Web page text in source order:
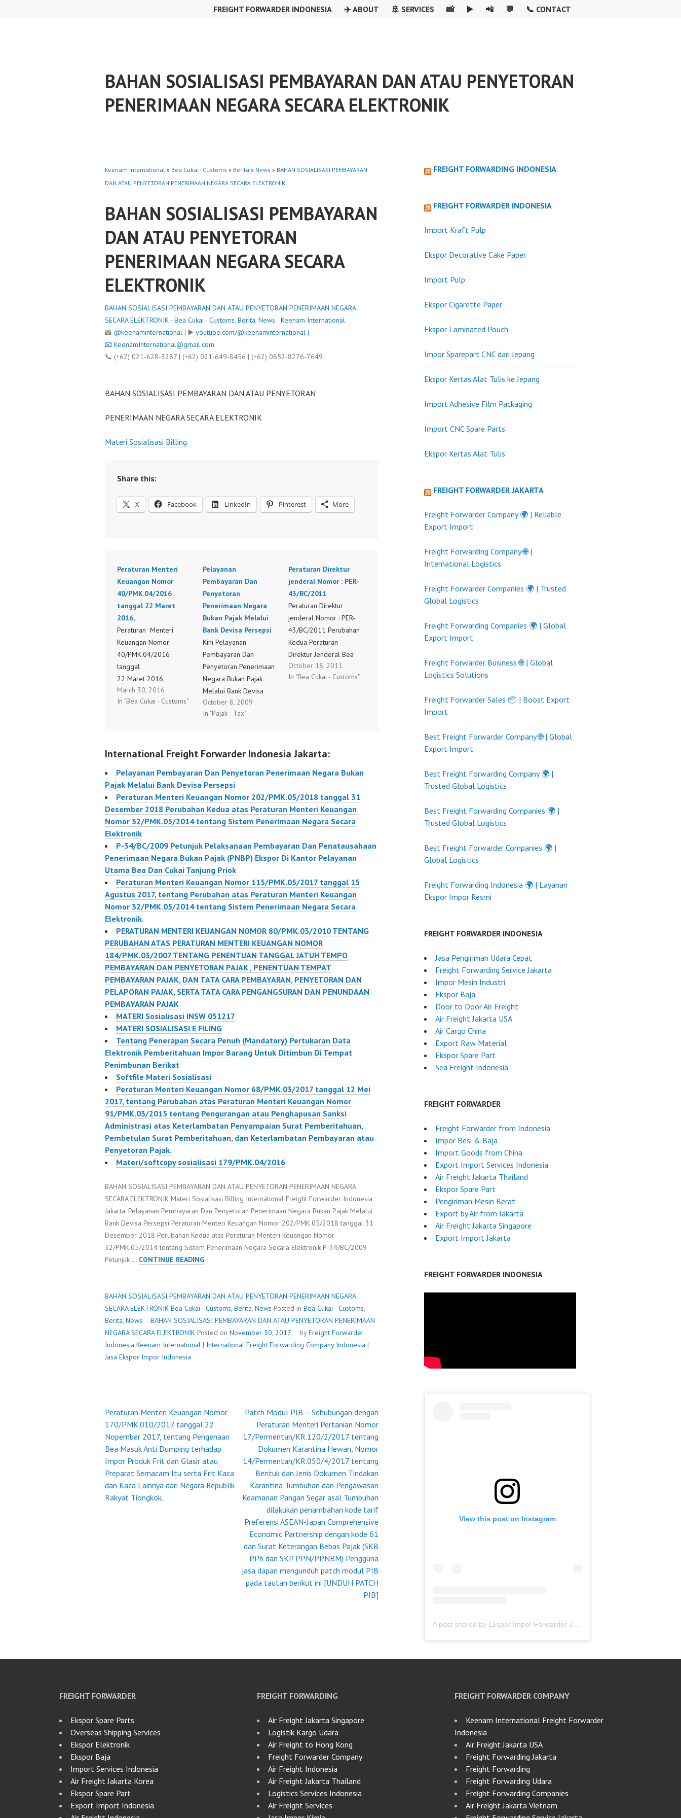
FREIGHT FORWARDER INDONESIA ✈️ ABOUT 🚢 SERVICES 📸 ▶️ 📲 💬 📞 CONTACT
BAHAN SOSIALISASI PEMBAYARAN DAN ATAU PENYETORAN
PENERIMAAN NEGARA SECARA ELEKTRONIK
Keenam International » Bea Cukai - Customs » Berita » News » BAHAN SOSIALISASI PEMBAYARAN
DAN ATAU PENYETORAN PENERIMAAN NEGARA SECARA ELEKTRONIK
BAHAN SOSIALISASI PEMBAYARAN
DAN ATAU PENYETORAN
PENERIMAAN NEGARA SECARA
ELEKTRONIK
BAHAN SOSIALISASI PEMBAYARAN DAN ATAU PENYETORAN PENERIMAAN NEGARA
SECARA ELEKTRONIK · Bea Cukai - Customs, Berita, News · Keenam International
📸 @keenaminternational | ▶️ youtube.com/@keenaminternational |
📧 KeenamInternational@gmail.com
📞 (+62) 021-628-3287 | (+62) 021-649-8456 | (+62) 0852-8276-7649
BAHAN SOSIALISASI PEMBAYARAN DAN ATAU PENYETORAN
PENERIMAAN NEGARA SECARA ELEKTRONIK
Materi Sosialisasi Billing
Share this:
X Facebook LinkedIn Pinterest More
Peraturan Menteri
Keuangan Nomor
40/PMK.04/2016
tanggal 22 Maret
2016,
Peraturan Menteri
Keuangan Nomor
40/PMK.04/2016
tanggal
22 Maret 2016,
tentang Pembayaran
Dan/ Atau Penyetoran
Secara Elektronik.
March 30, 2016
In "Bea Cukai - Customs"
Pelayanan
Pembayaran Dan
Penyetoran
Penerimaan Negara
Bukan Pajak Melalui
Bank Devisa Persepsi
Kini Pelayanan
Pembayaran Dan
Penyetoran Penerimaan
Negara Bukan Pajak
Melalui Bank Devisa
Persepsi Pelayanan
Pembayaran Dan
Melalui Bank Devisa
October 8, 2009
In "Pajak - Tax"
Peraturan Direktur
jenderal Nomor : PER-
43/BC/2011
Peraturan Direktur
jenderal Nomor : PER-
43/BC/2011 Perubahan
Kedua Peraturan
Direktur Jenderal Bea
Dan Cukai Nomor P-
39/BC/2008 Tentang
Dalam Rangka Ekspor,
Barang Kena Cukai, Dan
Yang Berasal Dari
Pengenaan Denda
Administrasi Atas
Tertentu…
October 18, 2011
In "Bea Cukai - Customs"
International Freight Forwarder Indonesia Jakarta:
Pelayanan Pembayaran Dan Penyetoran Penerimaan Negara Bukan
Pajak Melalui Bank Devisa Persepsi
Peraturan Menteri Keuangan Nomor 202/PMK.05/2018 tanggal 31
Desember 2018 Perubahan Kedua atas Peraturan Menteri Keuangan
Nomor 32/PMK.05/2014 tentang Sistem Penerimaan Negara Secara
Elektronik
P-34/BC/2009 Petunjuk Pelaksanaan Pembayaran Dan Penatausahaan
Penerimaan Negara Bukan Pajak (PNBP) Ekspor Di Kantor Pelayanan
Utama Bea Dan Cukai Tanjung Priok
Peraturan Menteri Keuangan Nomor 115/PMK.05/2017 tanggal 15
Agustus 2017, tentang Perubahan atas Peraturan Menteri Keuangan
Nomor 32/PMK.05/2014 tentang Sistem Penerimaan Negara Secara
Elektronik.
PERATURAN MENTERI KEUANGAN NOMOR 80/PMK.03/2010 TENTANG
PERUBAHAN ATAS PERATURAN MENTERI KEUANGAN NOMOR
184/PMK.03/2007 TENTANG PENENTUAN TANGGAL JATUH TEMPO
PEMBAYARAN DAN PENYETORAN PAJAK , PENENTUAN TEMPAT
PEMBAYARAN PAJAK, DAN TATA CARA PEMBAYARAN, PENYETORAN DAN
PELAPORAN PAJAK, SERTA TATA CARA PENGANGSURAN DAN PENUNDAAN
PEMBAYARAN PAJAK
MATERI Sosialisasi INSW 051217
MATERI SOSIALISASI E FILING
Tentang Penerapan Secara Penuh (Mandatory) Pertukaran Data
Elektronik Pemberitahuan Impor Barang Untuk Ditimbun Di Tempat
Penimbunan Berikat
Softfile Materi Sosialisasi
Peraturan Menteri Keuangan Nomor 68/PMK.03/2017 tanggal 12 Mei
2017, tentang Perubahan atas Peraturan Menteri Keuangan Nomor
91/PMK.03/2015 tentang Pengurangan atau Penghapusan Sanksi
Administrasi atas Keterlambatan Penyampaian Surat Pemberitahuan,
Pembetulan Surat Pemberitahuan, dan Keterlambatan Pembayaran atau
Penyetoran Pajak.
Materi/softcopy sosialisasi 179/PMK.04/2016
BAHAN SOSIALISASI PEMBAYARAN DAN ATAU PENYETORAN PENERIMAAN NEGARA
SECARA ELEKTRONIK Materi Sosialisasi Billing International Freight Forwarder Indonesia
Jakarta: Pelayanan Pembayaran Dan Penyetoran Penerimaan Negara Bukan Pajak Melalui
Bank Devisa Persepsi Peraturan Menteri Keuangan Nomor 202/PMK.05/2018 tanggal 31
Desember 2018 Perubahan Kedua atas Peraturan Menteri Keuangan Nomor
32/PMK.05/2014 tentang Sistem Penerimaan Negara Secara Elektronik P-34/BC/2009
Petunjuk … CONTINUE READINGBAHAN
DAN
ATAU
PENYETORAN
PENERIMAAN
NEGARA
BAHAN SOSIALISASI PEMBAYARAN DAN ATAU PENYETORAN PENERIMAAN NEGARA
SECARA ELEKTRONIK Bea Cukai - Customs, Berita, News Posted in Bea Cukai - Customs,
Berita, News
BAHAN SOSIALISASI PEMBAYARAN DAN ATAU PENYETORAN PENERIMAAN
NEGARA SECARA ELEKTRONIK Posted on November 30, 2017 byFreight Forwarder
Indonesia Keenam International | International Freight Forwarding Company Indonesia |
Jasa Ekspor Impor Indonesia
Post
navigation
Peraturan Menteri Keuangan Nomor
170/PMK.010/2017 tanggal 22
Nopember 2017, tentang Pengenaan
Bea Masuk Anti Dumping terhadap
Impor Produk Frit dan Glasir atau
Preparat Semacam Itu serta Frit Kaca
dan Kaca Lainnya dari Negara Republik
Rakyat Tiongkok.
Patch Modul PIB – Sehubungan dengan
Peraturan Menteri Pertanian Nomor
17/Permentan/KR.120/2/2017 tentang
Dokumen Karantina Hewan, Nomor
14/Permentan/KR.050/4/2017 tentang
Bentuk dan Jenis Dokumen Tindakan
Karantina Tumbuhan dan Pengawasan
Keamanan Pangan Segar asal Tumbuhan
dilakukan penambahan kode tarif
Preferensi ASEAN-Japan Comprehensive
Economic Partnership dengan kode 61
dan Surat Keterangan Bebas Pajak (SKB
PPh dan SKP PPN/PPNBM) Pengguna
jasa dapan mengunduh patch modul PIB
pada tautan berikut ini [UNDUH PATCH
PIB]
FREIGHT FORWARDING INDONESIA
FREIGHT FORWARDER INDONESIA
Import Kraft Pulp
Ekspor Decorative Cake Paper
Import Pulp
Ekspor Cigarette Paper
Ekspor Laminated Pouch
Impor Sparepart CNC dari Jepang
Ekspor Kertas Alat Tulis ke Jepang
Import Adhesive Film Packaging
Import CNC Spare Parts
Ekspor Kertas Alat Tulis
FREIGHT FORWARDER JAKARTA
Freight Forwarder Company 🌍 | Reliable
Export Import
Freight Forwarding Company 🌐 |
International Logistics
Freight Forwarder Companies 🌍 | Trusted
Global Logistics
Freight Forwarding Companies 🌍 | Global
Export Import
Freight Forwarder Business 🌐 | Global
Logistics Solutions
Freight Forwarder Sales 📦 | Boost Export
Import
Best Freight Forwarder Company 🌐 | Global
Export Import
Best Freight Forwarding Company 🌍 |
Trusted Global Logistics
Best Freight Forwarding Companies 🌍 |
Trusted Global Logistics
Best Freight Forwarder Companies 🌍 |
Global Logistics
Freight Forwarding Indonesia 🌍 | Layanan
Ekspor Impor Resmi
FREIGHT FORWARDER INDONESIA
Jasa Pengiriman Udara Cepat
Freight Forwarding Service Jakarta
Impor Mesin Industri
Ekspor Baja
Door to Door Air Freight
Air Freight Jakarta USA
Air Cargo China
Export Raw Material
Ekspor Spare Part
Sea Freight Indonesia
FREIGHT FORWARDER
Freight Forwarder from Indonesia
Impor Besi & Baja
Import Goods from China
Export Import Services Indonesia
Air Freight Jakarta Thailand
Ekspor Spare Part
Pengiriman Mesin Berat
Export by Air from Jakarta
Air Freight Jakarta Singapore
Export Import Jakarta
FREIGHT FORWARDER INDONESIA
View this post on Instagram
FREIGHT FORWARDER
Ekspor Spare Parts
Overseas Shipping Services
Ekspor Elektronik
Ekspor Baja
Import Services Indonesia
Air Freight Jakarta Korea
Ekspor Spare Part
Export Import Indonesia
FREIGHT FORWARDING
Air Freight Jakarta Singapore
Logistik Kargo Udara
Air Freight to Hong Kong
Freight Forwarder Company
Air Freight Indonesia
Air Freight Jakarta Thailand
Logistics Services Indonesia
Air Freight Services
FREIGHT FORWARDER COMPANY
Keenam International Freight Forwarder
Indonesia
Air Freight Jakarta USA
Freight Forwarding Jakarta
Freight Forwarding
Freight Forwarding Udara
Freight Forwarding Companies
Air Freight Jakarta Vietnam